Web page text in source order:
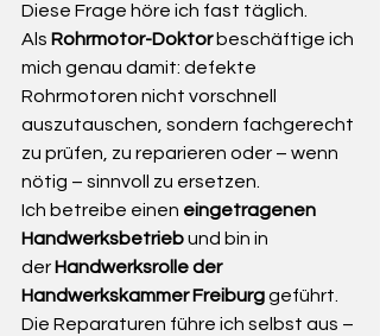
Diese Frage höre ich fast täglich.
Als Rohrmotor-Doktor beschäftige ich
mich genau damit: defekte
Rohrmotoren nicht vorschnell
auszutauschen, sondern fachgerecht
zu prüfen, zu reparieren oder – wenn
nötig – sinnvoll zu ersetzen.
Ich betreibe einen eingetragenen
Handwerksbetrieb und bin in
der Handwerksrolle der
Handwerkskammer Freiburg geführt.
Die Reparaturen führe ich selbst aus –